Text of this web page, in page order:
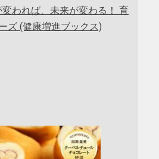
われば、未来が変わる！ 育
ズ (健康増進ブックス)